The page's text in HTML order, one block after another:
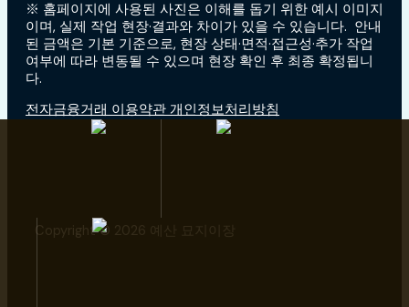
※ 홈페이지에 사용된 사진은 이해를 돕기 위한 예시 이미지
이며, 실제 작업 현장·결과와 차이가 있을 수 있습니다. 안내
된 금액은 기본 기준으로, 현장 상태·면적·접근성·추가 작업
여부에 따라 변동될 수 있으며 현장 확인 후 최종 확정됩니
다.
전자금융거래 이용약관 개인정보처리방침
Copyright © 2026 예산 묘지이장